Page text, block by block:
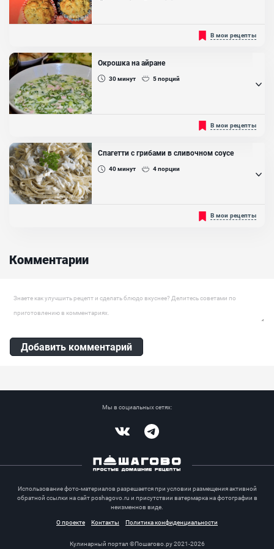
Маффины довольно вкусные, они отлично подойдут в качестве
Хороший вариант для тех, кто придерживается правильного
питания....
В мои рецепты
Окрошка на айране
30минут 5порций
Приелась на квасе? Есть выход! Нежная окрошка на айране. Она
получится освежающая и легкая, особенно в жаркое время года.
А еще обратите внимание на калорийность - она составляет
менее 100 ккал....
В мои рецепты
Спагетти с грибами в сливочном соусе
40минут 4порции
Спагетти с грибами в сливочном соусе - отличное решение для
сытного семейного ужина, с нежными грибными и сливочными
сыроежками. В этом рецепте мы остановимся на шампиньонах....
сливочное, Лук репчатый, Прованские травы, Сыр твердый
В мои рецепты
Комментарии
Оставить комментарий
Добавить комментарий
Мы в социальных сетях:
Использование фото-материалов разрешается при условии размещения активной
обратной ссылки на сайт poshagovo.ru и присутствии ватермарка на фотографии в
неизменнов виде.
О проекте
Контакты Политика конфиденциальности
Кулинарный портал ©Пошагово.ру 2021-2026